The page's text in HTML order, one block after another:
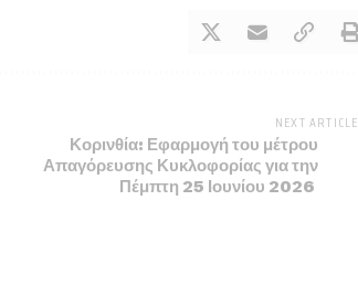
NEXT ARTICLE
Κορινθία: Εφαρμογή του μέτρου
Απαγόρευσης Κυκλοφορίας για την
Πέμπτη 25 Ιουνίου 2026